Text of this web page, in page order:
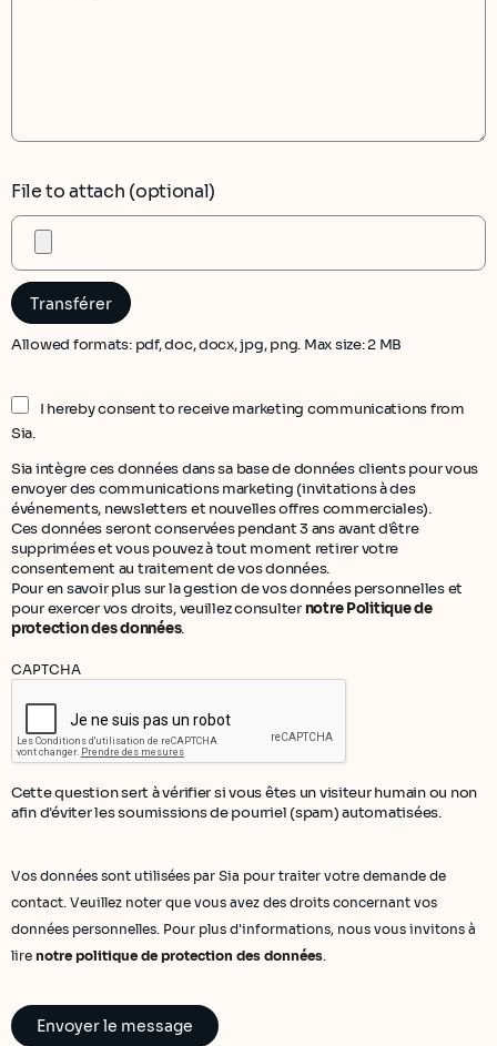
File to attach (optional)
Allowed formats: pdf, doc, docx, jpg, png. Max size: 2 MB
I hereby consent to receive marketing communications from
Sia.
Sia intègre ces données dans sa base de données clients pour vous
envoyer des communications marketing (invitations à des
événements, newsletters et nouvelles offres commerciales).
Ces données seront conservées pendant 3 ans avant d'être
supprimées et vous pouvez à tout moment retirer votre
consentement au traitement de vos données.
Pour en savoir plus sur la gestion de vos données personnelles et
pour exercer vos droits, veuillez consulter notre Politique de
protection des données.
CAPTCHA
Cette question sert à vérifier si vous êtes un visiteur humain ou non
afin d'éviter les soumissions de pourriel (spam) automatisées.
Vos données sont utilisées par Sia pour traiter votre demande de
contact. Veuillez noter que vous avez des droits concernant vos
données personnelles. Pour plus d'informations, nous vous invitons à
lire notre politique de protection des données